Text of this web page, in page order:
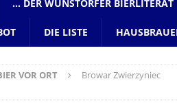
… DER WUNSTORFER BIERLITERAT
DIE LISTE
VOR ORT
Browar Zwierzyniec